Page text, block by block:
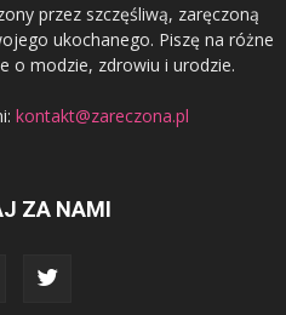
przez szczęśliwą, zaręczoną
ukochanego. Piszę na różne
o modzie, zdrowiu i urodzie.
kontakt@zareczona.pl
ZA NAMI